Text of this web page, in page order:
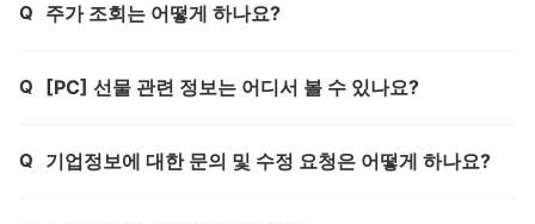
Q 주가 조회는 어떻게 하나요?
Q [PC] 선물 관련 정보는 어디서 볼 수 있나요?
Q 기업정보에 대한 문의 및 수정 요청은 어떻게 하나요?